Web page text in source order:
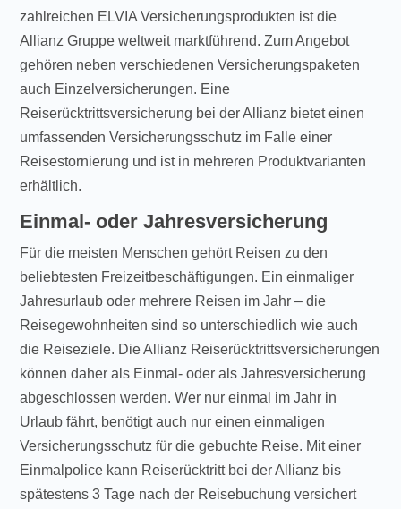
zahlreichen ELVIA Versicherungsprodukten ist die
Allianz Gruppe weltweit marktführend. Zum Angebot
gehören neben verschiedenen Versicherungspaketen
auch Einzelversicherungen. Eine
Reiserücktrittsversicherung bei der Allianz bietet einen
umfassenden Versicherungsschutz im Falle einer
Reisestornierung und ist in mehreren Produktvarianten
erhältlich.
Einmal- oder Jahresversicherung
Für die meisten Menschen gehört Reisen zu den
beliebtesten Freizeitbeschäftigungen. Ein einmaliger
Jahresurlaub oder mehrere Reisen im Jahr – die
Reisegewohnheiten sind so unterschiedlich wie auch
die Reiseziele. Die Allianz Reiserücktrittsversicherungen
können daher als Einmal- oder als Jahresversicherung
abgeschlossen werden. Wer nur einmal im Jahr in
Urlaub fährt, benötigt auch nur einen einmaligen
Versicherungsschutz für die gebuchte Reise. Mit einer
Einmalpolice kann Reiserücktritt bei der Allianz bis
spätestens 3 Tage nach der Reisebuchung versichert